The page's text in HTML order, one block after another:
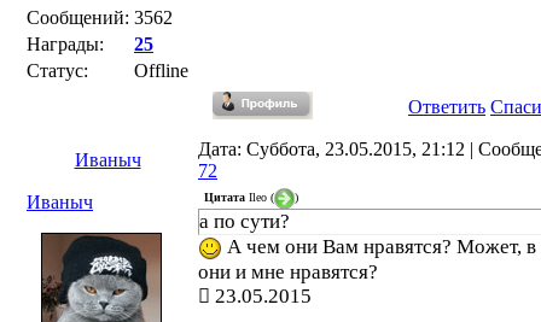
Сообщений: 3562
Награды:
25
Статус:
Offline
Ответить
Иваныч
Дата: Суббота, 23.05.2015, 21:12 |
72
Иваныч
Цитата Ileo ( )
а по сути?
А чем они Вам нравятся? Может, в
они и мне нравятся?
23.05.2015